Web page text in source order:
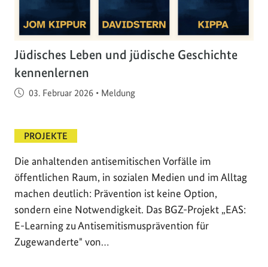
Jüdisches Leben und jüdische Geschichte
kennenlernen
Veröffentlicht am
03. Februar 2026 • Meldung
PROJEKTE
Die anhaltenden antisemitischen Vorfälle im
öffentlichen Raum, in sozialen Medien und im Alltag
machen deutlich: Prävention ist keine Option,
sondern eine Notwendigkeit. Das BGZ-Projekt „EAS:
E-Learning zu Antisemitismusprävention für
Zugewanderte" von…